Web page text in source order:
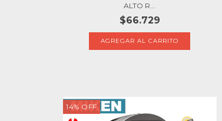
ALTO R...
$66.729
14% OFF